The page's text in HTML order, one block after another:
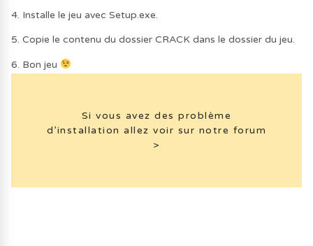
4. Installe le jeu avec Setup.exe.
5. Copie le contenu du dossier CRACK dans le dossier du jeu.
6. Bon jeu
Si vous avez des problème
d’installation allez voir sur notre forum
>